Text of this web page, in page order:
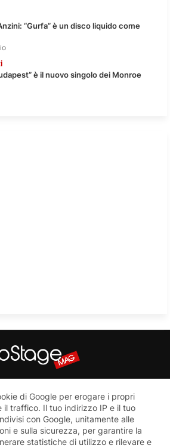
“Gurfa” è un disco liquido come
è il nuovo singolo dei Monroe
periodicità. Non può pertanto
editoriale ai sensi della legge n.62 del
7.03.2001
di Google per erogare i propri
il traffico. Il tuo indirizzo IP e il tuo
con Google, unitamente alle
e sulla sicurezza, per garantire la
statistiche di utilizzo e rilevare e